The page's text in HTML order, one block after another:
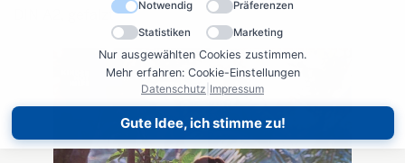
Notwendig Präferenzen
Statistiken Marketing
Nur ausgewählten Cookies zustimmen.
Mehr erfahren: Cookie-Einstellungen
Datenschutz Impressum
Gute Idee, ich stimme zu!
DIN A2, gefalzt